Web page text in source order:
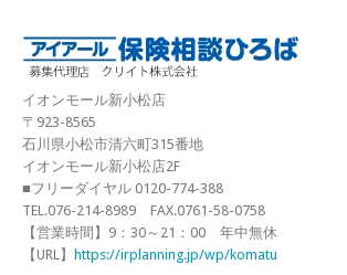
イオンモール新小松店
〒923-8565
石川県小松市清六町315番地
イオンモール新小松店2F
■フリーダイヤル 0120-774-388
TEL.076-214-8989 FAX.0761-58-0758
【営業時間】9：30～21：00 年中無休
【URL】 https://irplanning.jp/wp/komatu